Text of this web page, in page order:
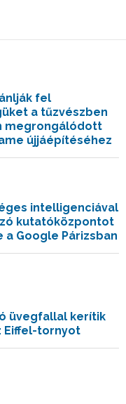
fel
a tűzvészben
megrongálódott
újjáépítéséhez
intelligenciával
kutatóközpontot
a Google Párizsban
üvegfallal kerítik
Eiffel-tornyot